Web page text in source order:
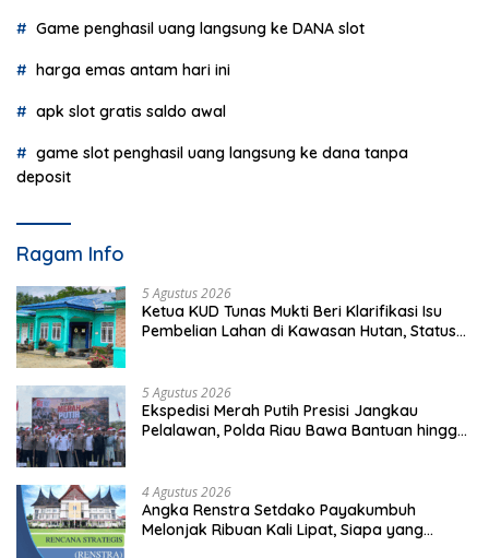
Game penghasil uang langsung ke DANA slot
harga emas antam hari ini
apk slot gratis saldo awal
game slot penghasil uang langsung ke dana tanpa
deposit
Ragam Info
5 Agustus 2026
Ketua KUD Tunas Mukti Beri Klarifikasi Isu
Pembelian Lahan di Kawasan Hutan, Status
5 Agustus 2026
Ekspedisi Merah Putih Presisi Jangkau
Pelalawan, Polda Riau Bawa Bantuan hingga
4 Agustus 2026
Angka Renstra Setdako Payakumbuh
Melonjak Ribuan Kali Lipat, Siapa yang